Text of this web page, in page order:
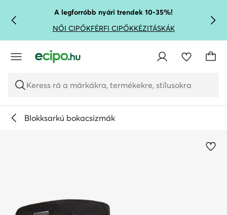
UGRÁS A FŐ TARTALOMRA
UGRÁS A KERESÉSHEZA legforróbb nyári trendek 10-35%!
NŐI CIPŐKFÉRFI CIPŐKKÉZITÁSKÁK
Keress rá a márkákra, termékekre, stílusokra
Blokksarkú bokacsizmák